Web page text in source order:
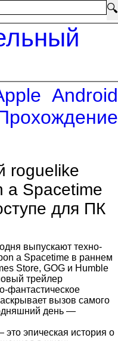
🔍
Android
roguelike
a Spacetime
для ПК
выпускают техно-
a Spacetime в раннем
Store, GOG и Humble
трейлер
фантастическое
вызов самого
день —
эпическая история о